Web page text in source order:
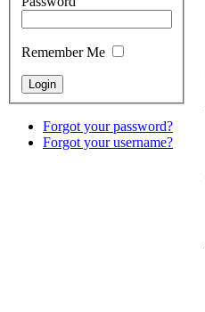
Remember Me
Forgot your password?
Forgot your username?